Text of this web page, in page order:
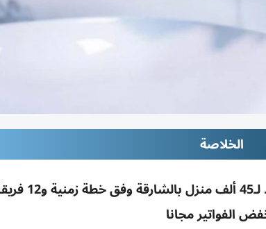
الخلاصة
سيوا تبدأ بالرحمانية
الفواتير مجانا